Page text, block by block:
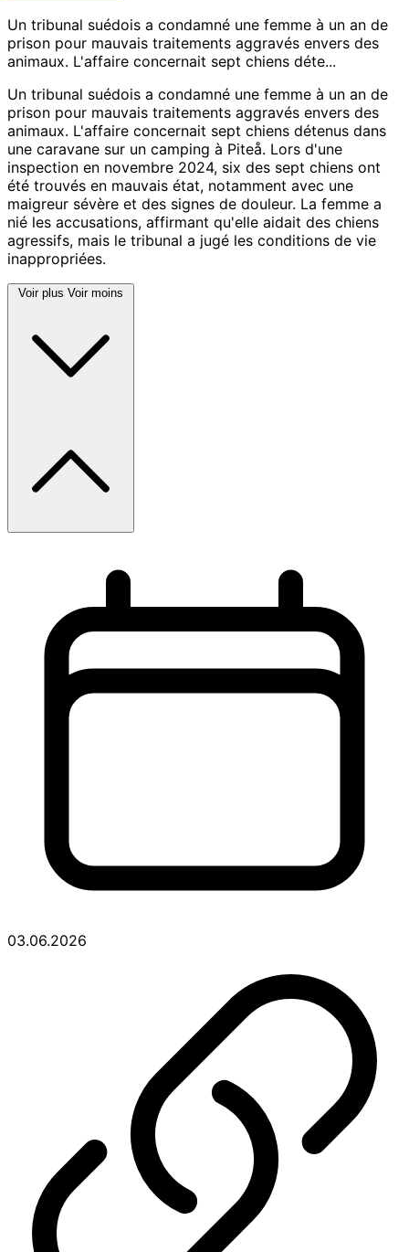
Un tribunal suédois a condamné une femme à un an de
prison pour mauvais traitements aggravés envers des
animaux. L'affaire concernait sept chiens déte...
Un tribunal suédois a condamné une femme à un an de
prison pour mauvais traitements aggravés envers des
animaux. L'affaire concernait sept chiens détenus dans
une caravane sur un camping à Piteå. Lors d'une
inspection en novembre 2024, six des sept chiens ont
été trouvés en mauvais état, notamment avec une
maigreur sévère et des signes de douleur. La femme a
nié les accusations, affirmant qu'elle aidait des chiens
agressifs, mais le tribunal a jugé les conditions de vie
inappropriées.
Voir plus Voir moins
03.06.2026